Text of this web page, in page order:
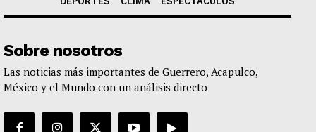
Sobre nosotros
Las noticias más importantes de Guerrero, Acapulco,
México y el Mundo con un análisis directo